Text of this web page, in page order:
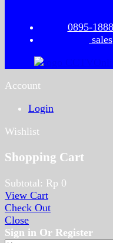
0895-
Account
Login
Wishlist
Shopping Cart
Subtotal: Rp 0
View Cart
Check Out
Close
Sign in Or Register